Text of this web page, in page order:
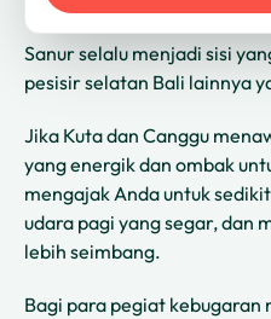
Sanur selalu menjadi sisi
pesisir selatan Bali lainnya
Jika Kuta dan Canggu
yang energik dan ombak
mengajak Anda untuk
udara pagi yang segar, dan
lebih seimbang.
Bagi para pegiat kebugaran